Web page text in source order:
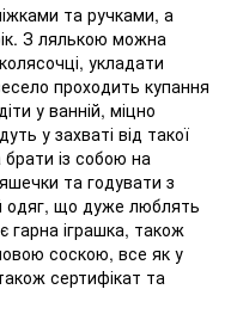
та ручками, а
З лялькою можна
укладати
проходить купання
у ванній, міцно
у захваті від такої
із собою на
та годувати з
одяг, що дуже люблять
гарна іграшка, також
соскою, все як у
сертифікат та